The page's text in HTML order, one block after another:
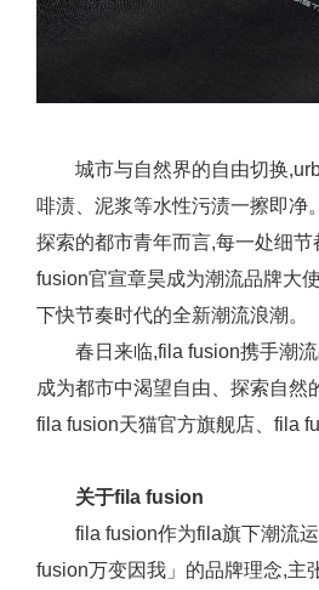
城市与自然界的自由切换
啡渍、泥浆等水性污渍一擦即净
探索的都市青年而言,每一处细
fusion官宣章昊成为潮流品牌大
下快节奏时代的全新潮流浪潮。
春日来临,fila fusion携手潮
成为都市中渴望自由、探索自然
fila fusion天猫官方旗舰店、fila
关于fila fusion
fila fusion作为fila旗下潮流
fusion万变因我」的品牌理念,主